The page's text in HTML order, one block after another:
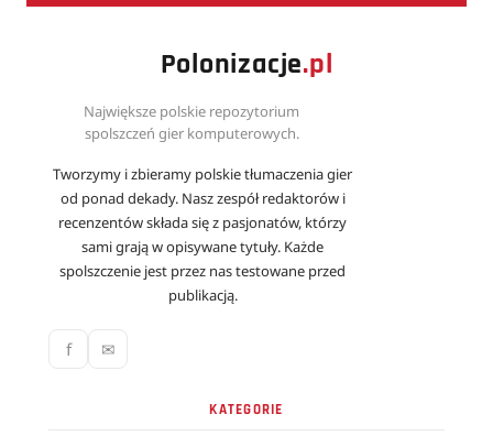
Polonizacje.pl
Największe polskie repozytorium
spolszczeń gier komputerowych.
Tworzymy i zbieramy polskie tłumaczenia gier
od ponad dekady. Nasz zespół redaktorów i
recenzentów składa się z pasjonatów, którzy
sami grają w opisywane tytuły. Każde
spolszczenie jest przez nas testowane przed
publikacją.
f ✉
KATEGORIE